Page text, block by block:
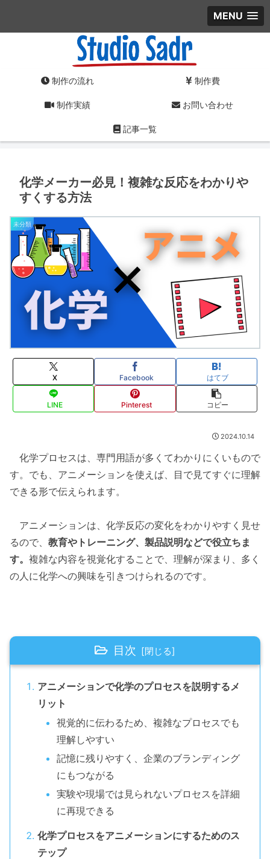
MENU
制作の流れ 制作費
制作実績 お問い合わせ
記事一覧
化学メーカー必見！複雑な反応をわかりや
すくする方法
未分類
X Facebook はてブ
LINE Pinterest コピー
2024.10.14
化学プロセスは、専門用語が多くてわかりにくいもので
す。でも、アニメーションを使えば、目で見てすぐに理解
できる形で伝えられます。
アニメーションは、化学反応の変化をわかりやすく見せ
るので、 教育やトレーニング、製品説明などで役立ちま
す。 複雑な内容を視覚化することで、理解が深まり、多く
の人に化学への興味を引きつけられるのです。
目次
アニメーションで化学のプロセスを説明するメ
リット
視覚的に伝わるため、複雑なプロセスでも
理解しやすい
記憶に残りやすく、企業のブランディング
にもつながる
実験や現場では見られないプロセスを詳細
に再現できる
化学プロセスをアニメーションにするためのス
テップ